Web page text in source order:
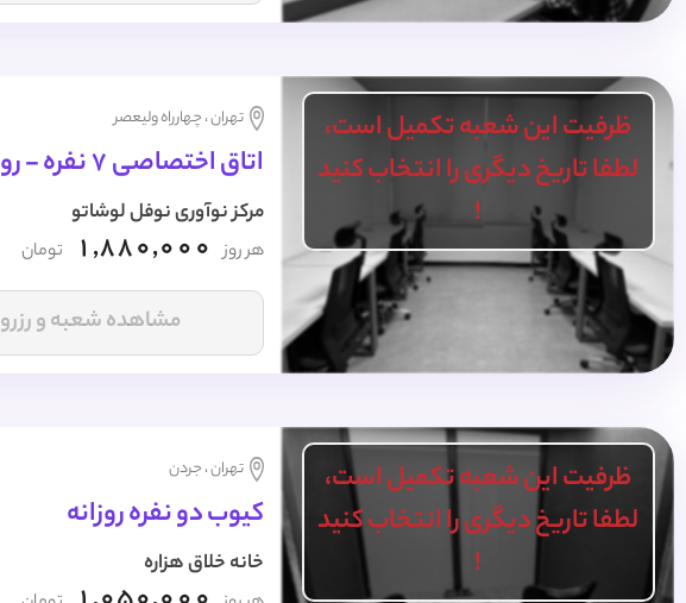
ظرفیت این شعبه تکمیل است،
لطفا تاریخ دیگری را انتخاب کنید
!
تهران ، چهارراه ولیعصر
اتاق اختصاصی 7 نفره - روزانه
مرکز نوآوری نوفل لوشاتو
هر روز 1,880,000 تومان
مشاهده شعبه و رزرو
ظرفیت این شعبه تکمیل است،
لطفا تاریخ دیگری را انتخاب کنید
!
تهران ، جردن
کیوب دو نفره روزانه
خانه خلاق هزاره